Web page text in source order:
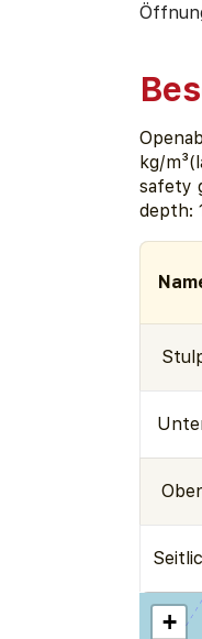
kg/
safety
depth:
+